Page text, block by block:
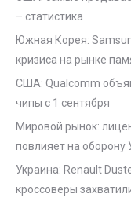
– статистика
Южная Корея:
кризиса на рынке
США: Qualcomm
чипы с 1 сентября
Мировой рынок:
повлияет на оборону
Украина: Renault
кроссоверы